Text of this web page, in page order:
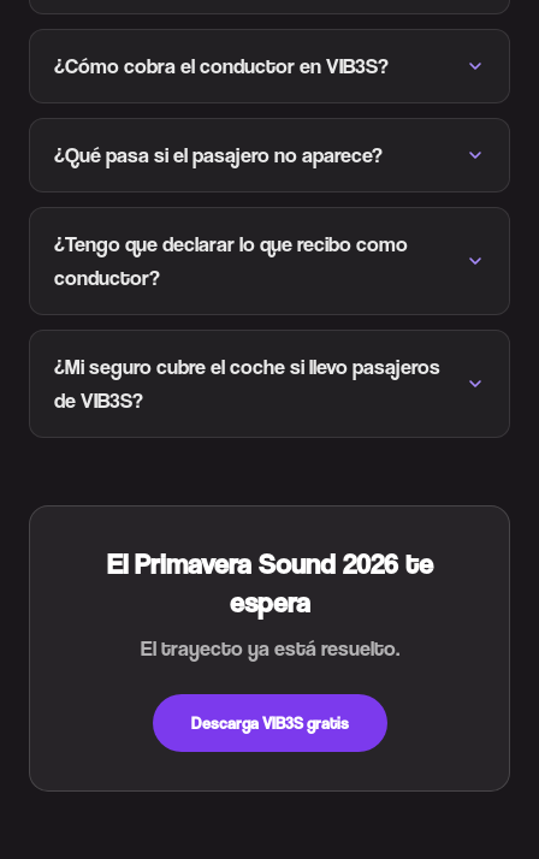
¿Cómo cobra el conductor en VIB3S?
¿Qué pasa si el pasajero no aparece?
¿Tengo que declarar lo que recibo como
conductor?
¿Mi seguro cubre el coche si llevo pasajeros
de VIB3S?
El Primavera Sound 2026 te
espera
El trayecto ya está resuelto.
Descarga VIB3S gratis